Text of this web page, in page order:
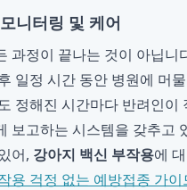
니터링 및 케어
과정이 끝나는 것이 아닙
일정 시간 동안 병원에 머
정해진 시간마다 반려인
보고하는 시스템을 갖추고
어, 강아지 백신 부작용에
용 걱정 없는 예방접종 가이